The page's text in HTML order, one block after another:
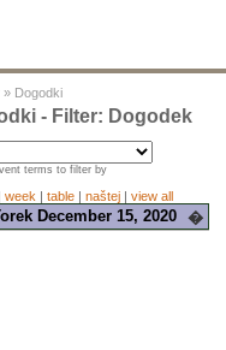
» Dogodki
- Filter: Dogodek
terms to filter by
week | table | naštej | view all
December 15, 2020 �